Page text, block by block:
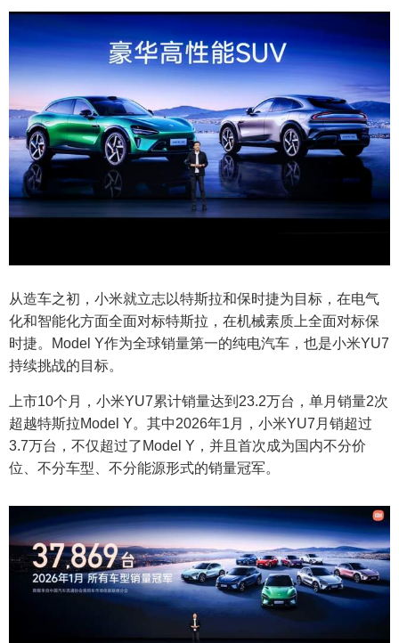
从造车之初，小米就立志以特斯拉和保时捷为目标，在电气
化和智能化方面全面对标特斯拉，在机械素质上全面对标保
时捷。Model Y作为全球销量第一的纯电汽车，也是小米YU7
持续挑战的目标。
上市10个月，小米YU7累计销量达到23.2万台，单月销量2次
超越特斯拉Model Y。其中2026年1月，小米YU7月销超过
3.7万台，不仅超过了Model Y，并且首次成为国内不分价
位、不分车型、不分能源形式的销量冠军。